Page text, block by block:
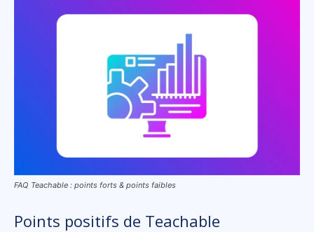
FAQ Teachable : points forts & points faibles
Points positifs de Teachable